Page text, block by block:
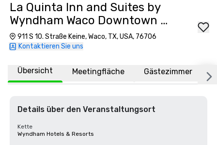
La Quinta Inn and Suites by
Wyndham Waco Downtown -
Baylor
911 S 10. Straße Keine, Waco, TX, USA, 76706
Kontaktieren Sie uns
Übersicht Meetingfläche Gästezimmer
Details über den Veranstaltungsort
Kette
Wyndham Hotels & Resorts